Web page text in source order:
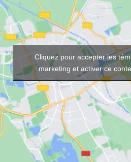
Cliquez pour accepter les
marketing et activer ce